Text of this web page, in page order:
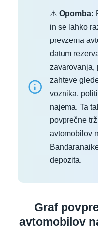
⚠️ Opomba:
in se lahko
prevzema
datum
zavarovanja,
zahteve
voznika,
najema. Ta
povprečne
avtomobilov
depozita.
Graf
avtomobilov